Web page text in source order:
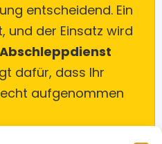
entscheidend. Ein
und der Einsatz wird
Abschleppdienst
dafür, dass Ihr
aufgenommen
Adresse